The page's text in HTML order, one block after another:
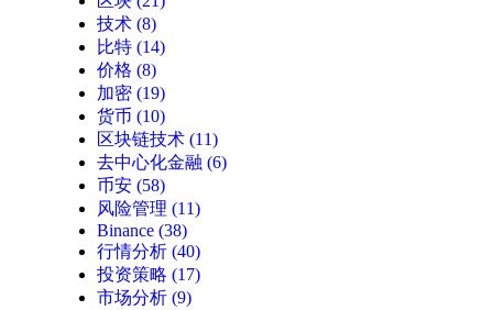
技术 (8)
比特 (14)
价格 (8)
加密 (19)
货币 (10)
区块链技术 (11)
去中心化金融 (6)
币安 (58)
风险管理 (11)
Binance (38)
行情分析 (40)
投资策略 (17)
市场分析 (9)